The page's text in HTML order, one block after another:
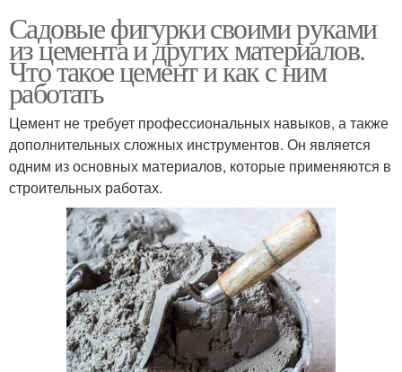
Садовые фигурки своими руками
из цемента и других материалов.
Что такое цемент и как с ним
работать
Цемент не требует профессиональных навыков, а также
дополнительных сложных инструментов. Он является
одним из основных материалов, которые применяются в
строительных работах.